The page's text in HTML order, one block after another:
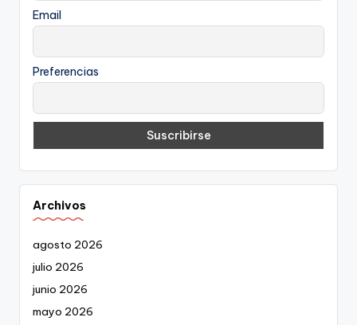
Email
Preferencias
Archivos
agosto 2026
julio 2026
junio 2026
mayo 2026